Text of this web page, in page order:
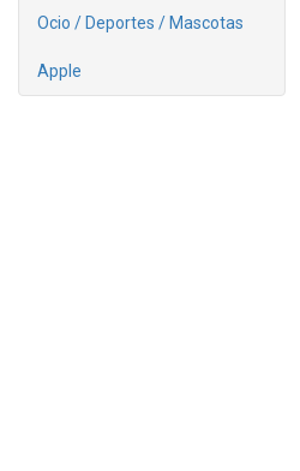
Ocio / Deportes / Mascotas
Apple